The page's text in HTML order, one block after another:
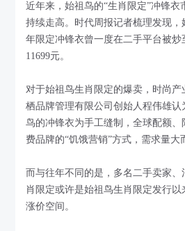
近年来，始祖鸟的“生肖限定”冲锋衣
持续走高。时代周报记者梳理发现
年限定冲锋衣曾一度在二手平台被炒
11699元。
对于始祖鸟生肖限定的爆卖，时尚产
栖品牌管理有限公司创始人程伟雄认
鸟的冲锋衣为手工缝制，全球配额
费品牌的“饥饿营销”方式，需求量大
而与往年不同的是，多名二手卖家
肖限定或许是始祖鸟生肖限定发行
涨价空间。